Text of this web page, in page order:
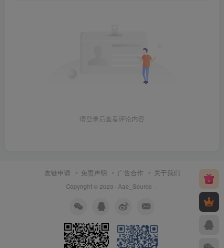
请登录后查看评论内容
友链申请 免责声明 广告合作 关于我们
Copyright © 2023 · Aae_Source ·